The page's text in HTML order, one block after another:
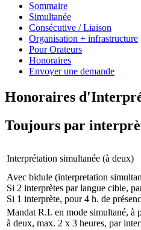
Sommaire
Simultanée
Consécutive / Liaison
Organisation + infrastructure
Pour Orateurs
Honoraires
Envoyer une demande
Honoraires
Toujours par
Interprétation simultanée (à deux)
Avec bidule (interpretation
Si 2 interprètes par langue cible,
Si 1 interprète, pour 4 h. de
Mandat R.I. en mode simultané, à
à deux, max. 2 x 3 heures, par